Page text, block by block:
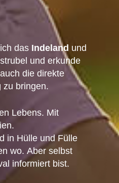
das Indeland und
und erkunde
die direkte
zu bringen.
Lebens. Mit
in Hülle und Fülle
wo. Aber selbst
informiert bist.